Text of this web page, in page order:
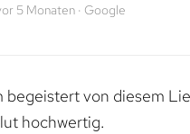
5 Monaten · Google
begeistert von diesem
hochwertig.